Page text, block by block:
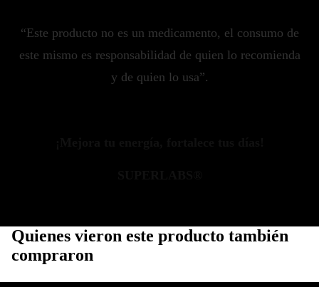
“Este producto no es un medicamento, el consumo de
este mismo es responsabilidad de quien lo recomienda
y de quien lo usa”.
Quienes vieron este producto también
compraron